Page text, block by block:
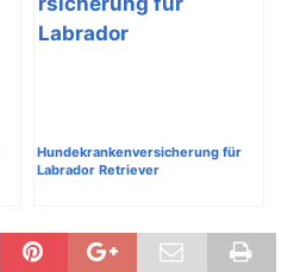
Hundekrankenversicherung für
Labrador Retriever